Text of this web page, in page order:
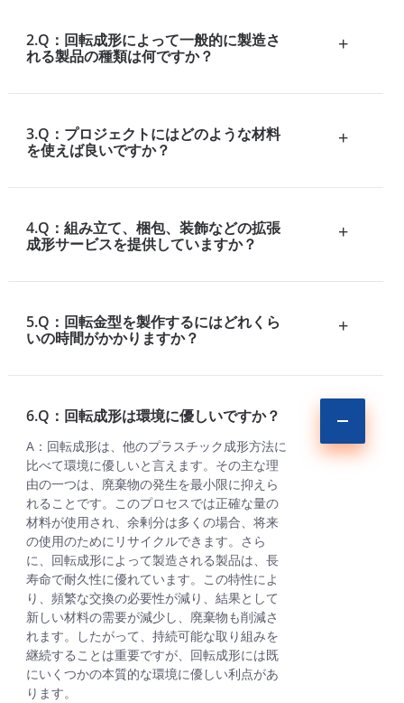
2.Q：回転成形によって一般的に製造さ
れる製品の種類は何ですか？
+
3.Q：プロジェクトにはどのような材料
を使えば良いですか？
+
4.Q：組み立て、梱包、装飾などの拡張
成形サービスを提供していますか？
+
5.Q：回転金型を製作するにはどれくら
いの時間がかかりますか？
+
6.Q：回転成形は環境に優しいですか？
A：回転成形は、他のプラスチック成形方法に
比べて環境に優しいと言えます。その主な理
由の一つは、廃棄物の発生を最小限に抑えら
れることです。このプロセスでは正確な量の
材料が使用され、余剰分は多くの場合、将来
の使用のためにリサイクルできます。さら
に、回転成形によって製造される製品は、長
寿命で耐久性に優れています。この特性によ
り、頻繁な交換の必要性が減り、結果として
新しい材料の需要が減少し、廃棄物も削減さ
れます。したがって、持続可能な取り組みを
継続することは重要ですが、回転成形には既
にいくつかの本質的な環境に優しい利点があ
ります。